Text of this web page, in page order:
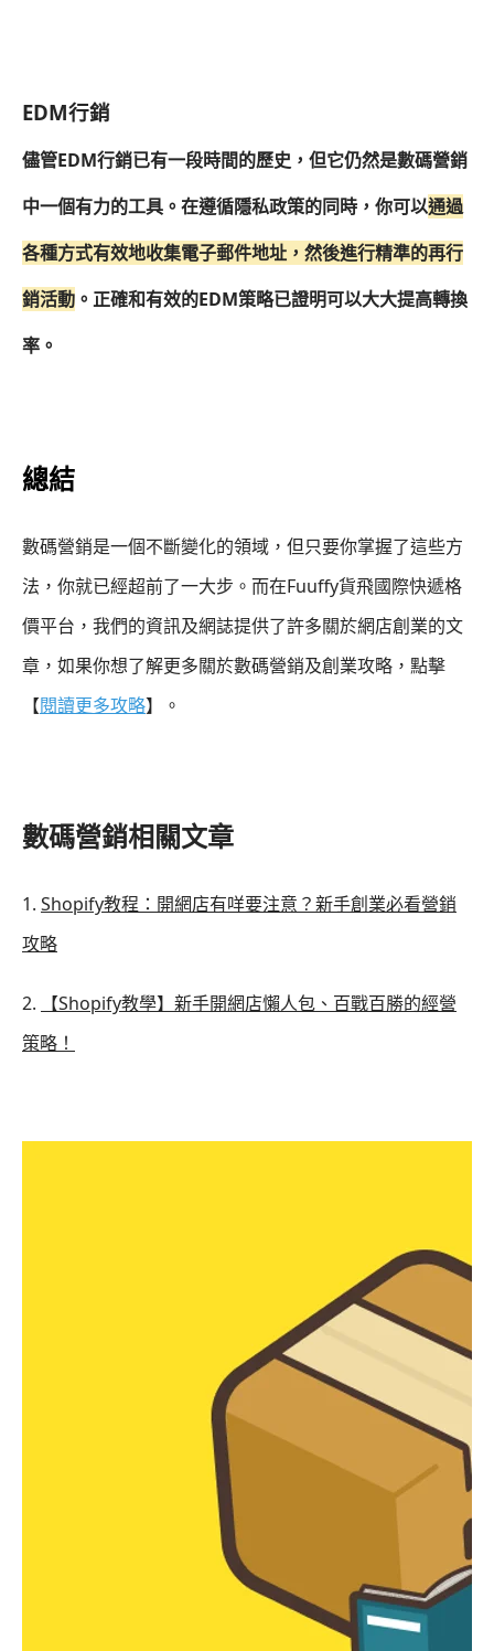
EDM行銷
儘管EDM行銷已有一段時間的歷史，但它仍然是數碼營銷
中一個有力的工具。在遵循隱私政策的同時，你可以通過
各種方式有效地收集電子郵件地址，然後進行精準的再行
銷活動 。正確和有效的EDM策略已證明可以大大提高轉換
率。
總結
數碼營銷是一個不斷變化的領域，但只要你掌握了這些方
法，你就已經超前了一大步。而在Fuuffy貨飛國際快遞格
價平台，我們的資訊及網誌提供了許多關於網店創業的文
章，如果你想了解更多關於數碼營銷及創業攻略，點擊
【閱讀更多攻略】。
數碼營銷相關文章
1. Shopify教程：開網店有咩要注意？新手創業必看營銷
攻略
2.
【Shopify教學】新手開網店懶人包、百戰百勝的經營
策略！